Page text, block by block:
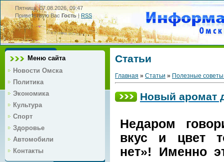
Пятница, 07.08.2026, 09:47
Приветствую Вас Гость|RSS
Меню сайта
Новости Омска
Политика
Экономика
Культура
Спорт
Здоровье
Автомобили
Контакты
Статьи
Главная » Статьи » Полезные
Новый аромат
Недаром
вкус и цвет
нет»! Именно